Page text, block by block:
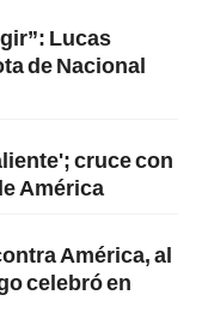
Lucas
de Nacional
cruce con
América
América, al
celebró en